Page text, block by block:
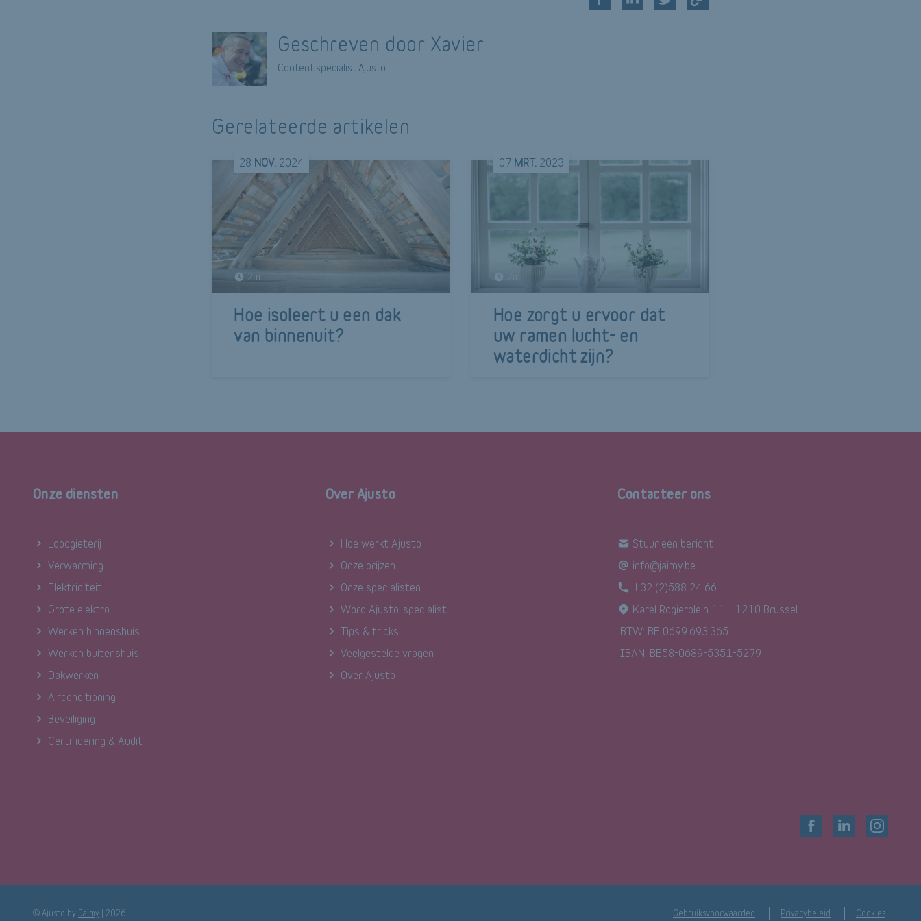
Geschreven door Xavier
Content specialist Ajusto
Gerelateerde artikelen
28 NOV. 2024
2m
Hoe isoleert u een dak
van binnenuit?
07 MRT. 2023
Hoe zorgt u ervoor dat
uw ramen lucht- en
waterdicht zijn?
Onze diensten
Loodgieterij
Verwarming
Elektriciteit
Grote elektro
Werken binnenshuis
Werken buitenshuis
Dakwerken
Airconditioning
Beveiliging
Certificering & Audit
Over Ajusto
Hoe werkt Ajusto
Onze prijzen
Onze specialisten
Word Ajusto-specialist
Tips & tricks
Veelgestelde vragen
Over Ajusto
Contacteer ons
Stuur een bericht
info@jaimy.be
+32 (2)588 24 66
Karel Rogierplein 11 - 1210 Brussel
BTW: BE 0699.693.365
IBAN: BE58-0689-5351-5279
© Ajusto by Jaimy 2026 Gebruiksvoorwaarden Privacybeleid Cookies